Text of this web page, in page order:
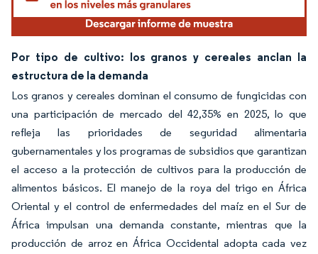
Por tipo de cultivo: los granos y cereales anclan la
estructura de la demanda
Los granos y cereales dominan el consumo de fungicidas con
una participación de mercado del 42,35% en 2025, lo que
refleja las prioridades de seguridad alimentaria
gubernamentales y los programas de subsidios que garantizan
el acceso a la protección de cultivos para la producción de
alimentos básicos. El manejo de la roya del trigo en África
Oriental y el control de enfermedades del maíz en el Sur de
África impulsan una demanda constante, mientras que la
producción de arroz en África Occidental adopta cada vez